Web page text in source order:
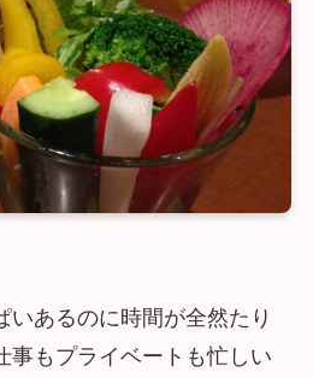
いあるのに時間が全然たり
事もプライベートも忙しい